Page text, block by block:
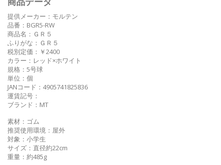
提供メーカー：モルテン
品番：BGR5-RW
商品名：ＧＲ５
ふりがな：ＧＲ５
税別定価：￥2400
カラー：レッド×ホワイト
規格：5号球
単位：個
JANコード：4905741825836
運賃記号：
ブランド：MT
素材：ゴム
推奨使用環境：屋外
対象：小学生
サイズ：直径約22cm
重量：約485g